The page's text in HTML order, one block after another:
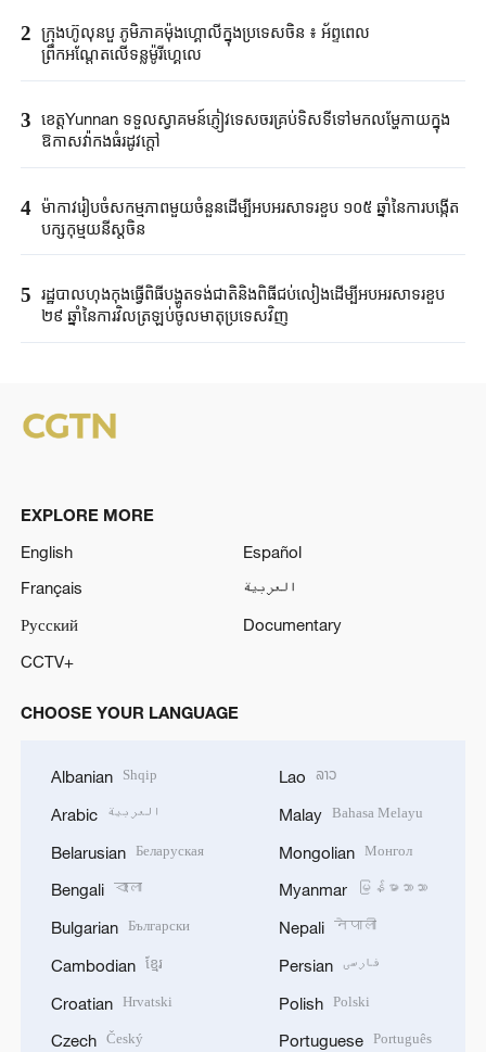
2 ក្រុងហ៊ូលុនបួ ភូមិភាគម៉ុងហ្គោលីក្នុងប្រទេសចិន ៖ អ័ព្ទពេល
ព្រឹកអណ្តែតលើទន្លម៉ូរីហ្គេលេ
3 ខេត្តYunnan ទទួលស្វាគមន៍ភ្ញៀវទេសចរគ្រប់ទិសទីទៅមកលម្ហែកាយក្នុង
ឱកាសវ៉ាកងធំរដូវក្តៅ
4 ម៉ាកាវរៀបចំសកម្មភាពមួយចំនួនដើម្បីអបអរសាទរខួប ១០៥ ឆ្នាំនៃការបង្កើត
បក្សកុម្មុយនីស្តចិន
5 រដ្ឋបាលហុងកុងធ្វើពិធីបង្ហូតទង់ជាតិនិងពិធីជប់លៀងដើម្បីអបអរសាទរខួប
២៩ ឆ្នាំនៃការវិលត្រឡប់ចូលមាតុប្រទេសវិញ
EXPLORE MORE
English
Español
Français
العربية
Русский
Documentary
CCTV+
CHOOSE YOUR LANGUAGE
Albanian Shqip
Arabic العربية
Belarusian Беларуская
Bengali বাংলা
Bulgarian Български
Cambodian ខ្មែរ
Croatian Hrvatski
Czech Český
Lao ລາວ
Malay Bahasa Melayu
Mongolian Монгол
Myanmar မြန်မာဘာသာ
Nepali नेपाली
Persian فارسی
Polish Polski
Portuguese Português